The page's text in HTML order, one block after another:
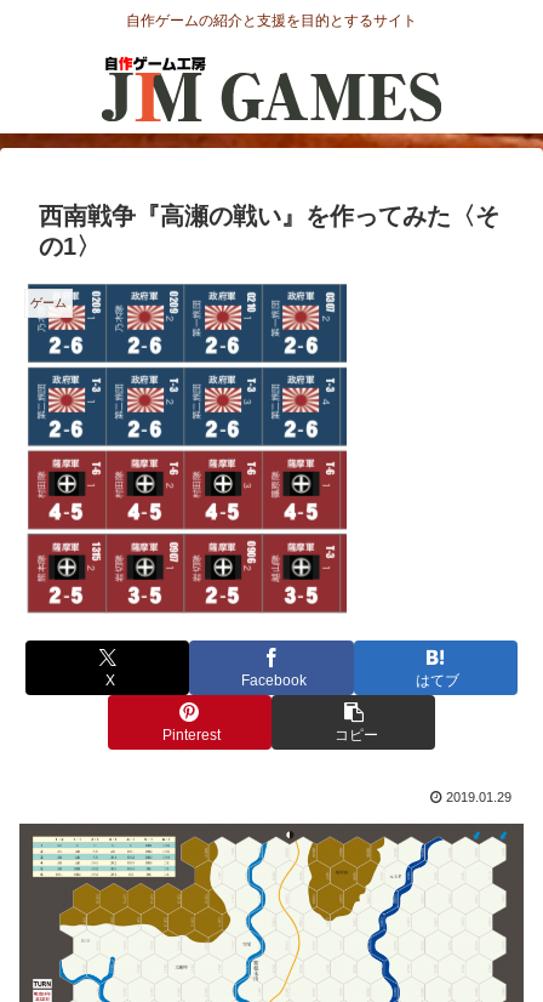
自作ゲームの紹介と支援を目的とするサイト
西南戦争『高瀬の戦い』を作ってみた〈そ
の1〉
ゲーム
X Facebook はてブ
Pinterest コピー
2019.01.29